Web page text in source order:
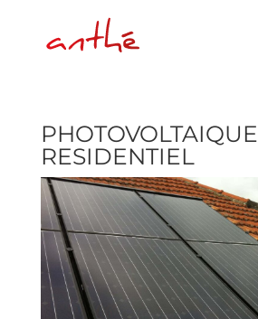
PHOTOVOLTAIQUE
RESIDENTIEL